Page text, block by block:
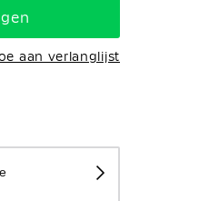
aan verlanglijst